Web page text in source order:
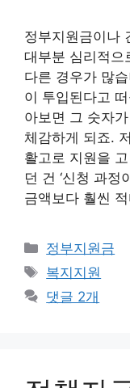
정부지원금이나
대부분 심리적으
다른 경우가 많
이 투입된다고
아보면 그 숫자
체감하게 되죠.
활고로 지원을
던 건 ‘신청 과정
금액보다 훨씬
카
테
고
리
정부지원금
태
그
복지지원
댓글 2개